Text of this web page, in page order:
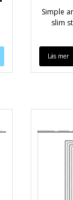
Simple
slim
Läs mer